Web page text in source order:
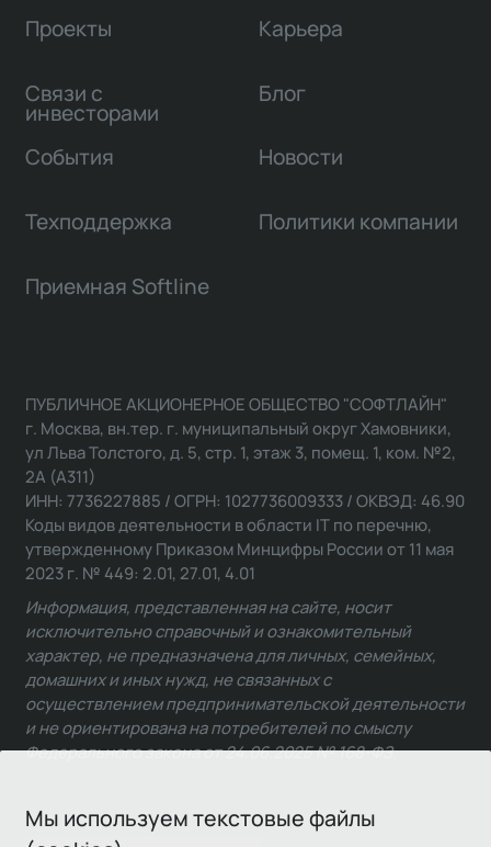
Мы используем текстовые файлы
Проекты
Связи с
инвесторами
Карьера
Блог
События Новости
Техподдержка Политики компании
Приемная Softline
ПУБЛИЧНОЕ АКЦИОНЕРНОЕ ОБЩЕСТВО "СОФТЛАЙН"
г. Москва, вн.тер. г. муниципальный округ Хамовники,
ул Льва Толстого, д. 5, стр. 1, этаж 3, помещ. 1, ком. №2,
2А (А311)
ИНН: 7736227885 / ОГРН: 1027736009333 / ОКВЭД: 46.90
Коды видов деятельности в области IT по перечню,
утвержденному Приказом Минцифры России от 11 мая
2023 г. № 449: 2.01, 27.01, 4.01
Информация, представленная на сайте, носит
исключительно справочный и ознакомительный
характер, не предназначена для личных, семейных,
домашних и иных нужд, не связанных с
осуществлением предпринимательской деятельности
и не ориентирована на потребителей по смыслу
Федерального закона от 24.06.2025 № 168-ФЗ.